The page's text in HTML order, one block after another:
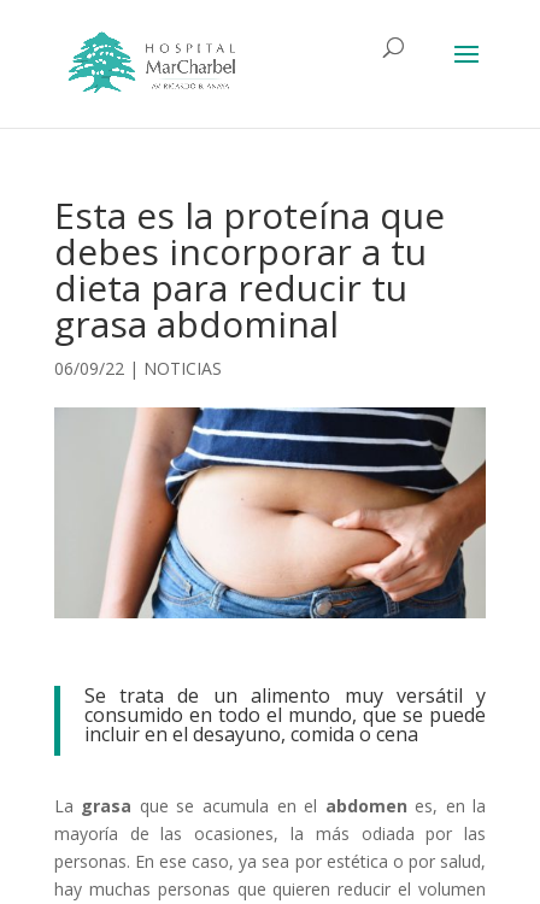
Esta es la proteína que
debes incorporar a tu
dieta para reducir tu
grasa abdominal
06/09/22| NOTICIAS
Se trata de un alimento muy versátil y
consumido en todo el mundo, que se puede
incluir en el desayuno, comida o cena
La grasa que se acumula en el abdomen es, en la
mayoría de las ocasiones, la más odiada por las
personas. En ese caso, ya sea por estética o por salud,
hay muchas personas que quieren reducir el volumen